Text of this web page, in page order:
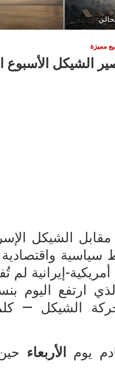
مميزة
الشيكل الأسبوع
الشيكل
سياسية
إيرانية لم
الشيكل —
يوم
الأربعاء